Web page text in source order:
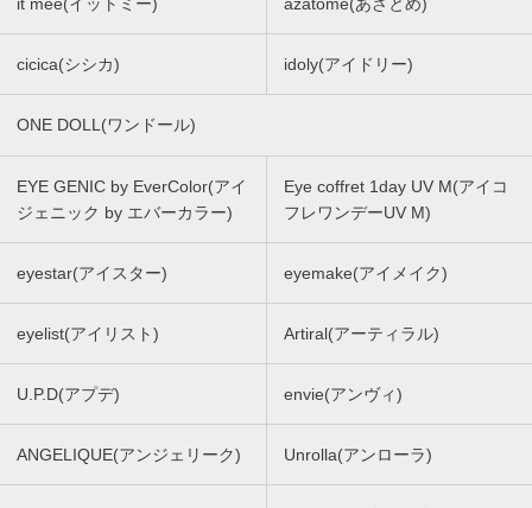
it mee(イットミー) azatome(あざとめ)
cicica(シシカ) idoly(アイドリー)
ONE DOLL(ワンドール)
EYE GENIC by EverColor(アイ
ジェニック by エバーカラー)
Eye coffret 1day UV M(アイコ
フレワンデーUV M)
eyestar(アイスター) eyemake(アイメイク)
eyelist(アイリスト) Artiral(アーティラル)
U.P.D(アプデ) envie(アンヴィ)
ANGELIQUE(アンジェリーク) Unrolla(アンローラ)